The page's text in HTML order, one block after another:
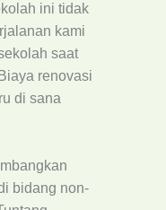
ini tidak
kami
saat
renovasi
di sana
bidang non-